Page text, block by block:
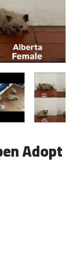
Adopt